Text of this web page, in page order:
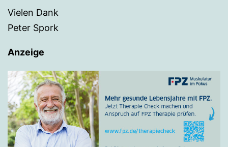
Vielen Dank
Peter Spork
Anzeige